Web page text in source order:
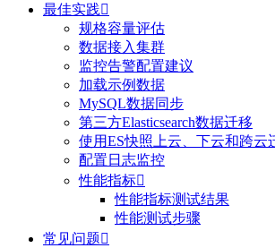
最佳实践
规格容量评估
数据接入集群
监控告警配置建议
加载示例数据
MySQL数据同步
第三方Elasticsearch数据迁移
使用ES快照上云、下云和跨云
配置日志监控
性能指标
性能指标测试结果
性能测试步骤
常见问题